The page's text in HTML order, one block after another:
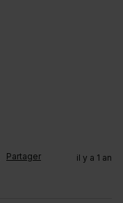
Partager il y a 1 an